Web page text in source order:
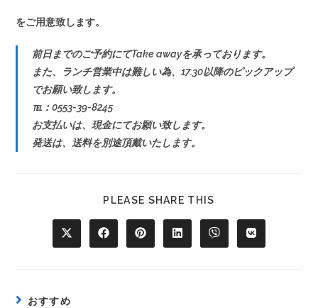
をご用意致します。
前日までのご予約にてTake awayを承っております。
また、ランチ営業中は難しい為、17:30以降のピックアップ
でお願い致します。
℡：0553-39-8245
お支払いは、現金にてお願い致します。
発送は、送料を別途頂戴いたします。
PLEASE SHARE THIS
おすすめ